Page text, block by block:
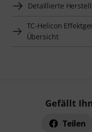
Detaillierte
TC-Helicon
Übersicht
Gefällt
Teilen